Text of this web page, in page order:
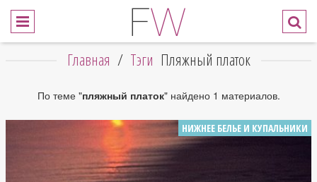
Главная / Тэги Пляжный платок
По теме "пляжный платок" найдено 1 материалов.
НИЖНЕЕ БЕЛЬЕ И КУПАЛЬНИКИ